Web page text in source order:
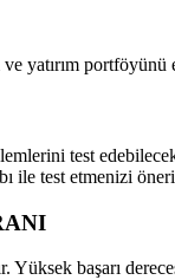
yatırım portföyünü
test
ile test etmenizi
Yüksek başarı